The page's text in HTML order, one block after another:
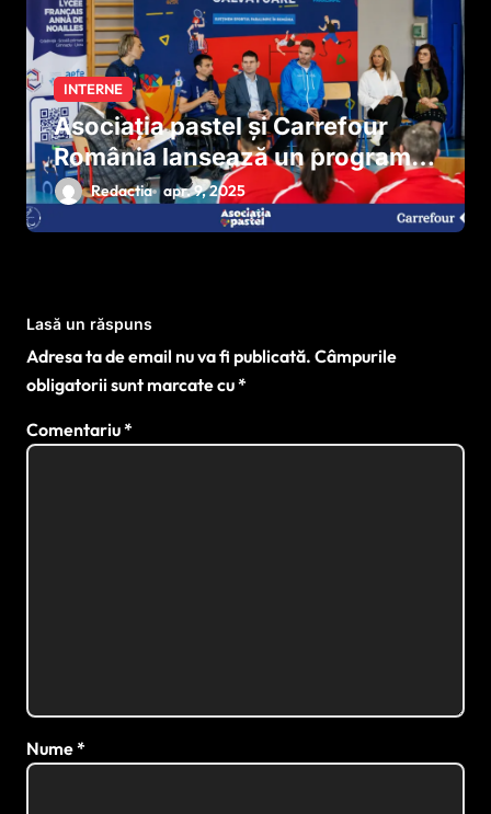
INTERNE
Asociația pastel și Carrefour
România lansează un program
național pentru dezvoltarea
sportului paralimpic
Redactia apr. 9, 2025
Lasă un răspuns
Adresa ta de email nu va fi publicată. Câmpurile
obligatorii sunt marcate cu*
Comentariu*
Nume*